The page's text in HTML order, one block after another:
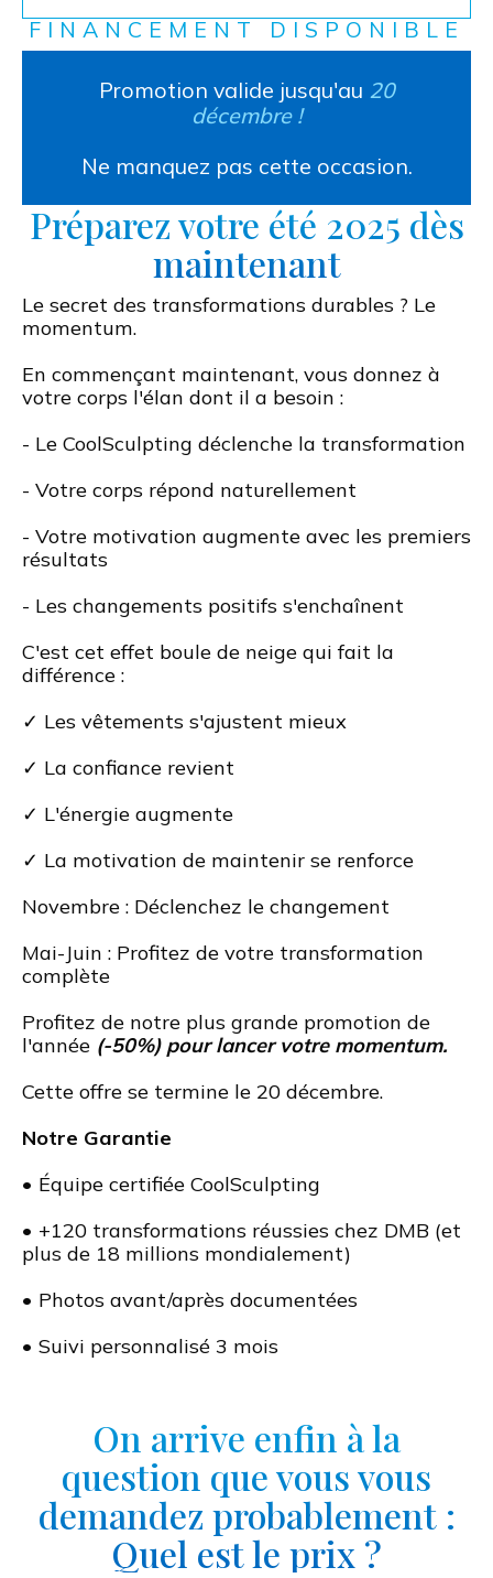
FINANCEMENT DISPONIBLE
Promotion valide jusqu'au 20
décembre !
Ne manquez pas cette occasion.
Préparez votre été 2025 dès
maintenant
Le secret des transformations durables ? Le
momentum.
En commençant maintenant, vous donnez à
votre corps l'élan dont il a besoin :
- Le CoolSculpting déclenche la transformation
- Votre corps répond naturellement
- Votre motivation augmente avec les premiers
résultats
- Les changements positifs s'enchaînent
C'est cet effet boule de neige qui fait la
différence :
✓ Les vêtements s'ajustent mieux
✓ La confiance revient
✓ L'énergie augmente
✓ La motivation de maintenir se renforce
Novembre : Déclenchez le changement
Mai-Juin : Profitez de votre transformation
complète
Profitez de notre plus grande promotion de
l'année (-50%) pour lancer votre momentum.
Cette offre se termine le 20 décembre.
Notre Garantie
• Équipe certifiée CoolSculpting
• +120 transformations réussies chez DMB (et
plus de 18 millions mondialement)
• Photos avant/après documentées
• Suivi personnalisé 3 mois
On arrive enfin à la
question que vous vous
demandez probablement :
Quel est le prix ?